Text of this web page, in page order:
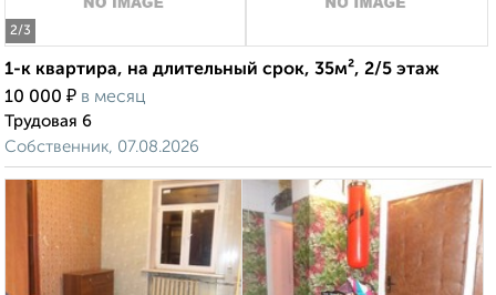
2/3
1-к квартира, на длительный срок, 35м², 2/5 этаж
10 000 ₽ в месяц
Трудовая 6
Собственник, 07.08.2026